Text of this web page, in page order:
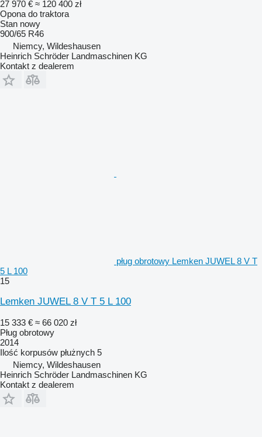
27 970 € ≈ 120 400 zł
Opona do traktora
Stan nowy
900/65 R46
Niemcy, Wildeshausen
Heinrich Schröder Landmaschinen KG
Kontakt z dealerem
pług obrotowy Lemken JUWEL 8 V T
5 L 100
15
Lemken JUWEL 8 V T 5 L 100
15 333 € ≈ 66 020 zł
Pług obrotowy
2014
Ilość korpusów płużnych 5
Niemcy, Wildeshausen
Heinrich Schröder Landmaschinen KG
Kontakt z dealerem